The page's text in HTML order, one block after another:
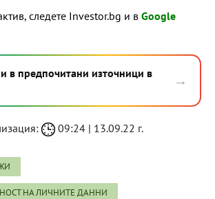
следете Investor.bg и в Google
в предпочитани източници в
→
09:24 | 13.09.22 г.
НА ЛИЧНИТЕ ДАННИ